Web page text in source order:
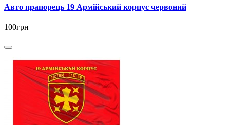
Авто прапорець 19 Армійський корпус червоний
100грн